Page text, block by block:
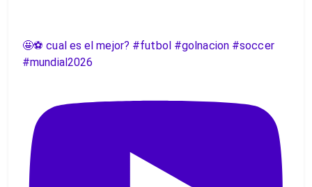
🤩⚽️ cual es el mejor? #futbol #golnacion #soccer
#mundial2026